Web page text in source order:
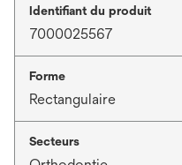
Identifiant du produit
7000025567
Forme
Rectangulaire
Secteurs